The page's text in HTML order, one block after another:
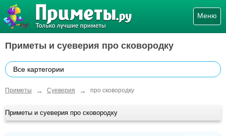
Меню
Приметы и суеверия про сковородку
Все картегории
Приметы → Суеверия → про сковородку
Приметы и суеверия про сковородку